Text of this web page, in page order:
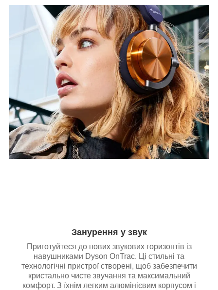
Занурення у звук
Приготуйтеся до нових звукових горизонтів із
навушниками Dyson OnTrac. Ці стильні та
технологічні пристрої створені, щоб забезпечити
кристально чисте звучання та максимальний
комфорт. З їхнім легким алюмінієвим корпусом і